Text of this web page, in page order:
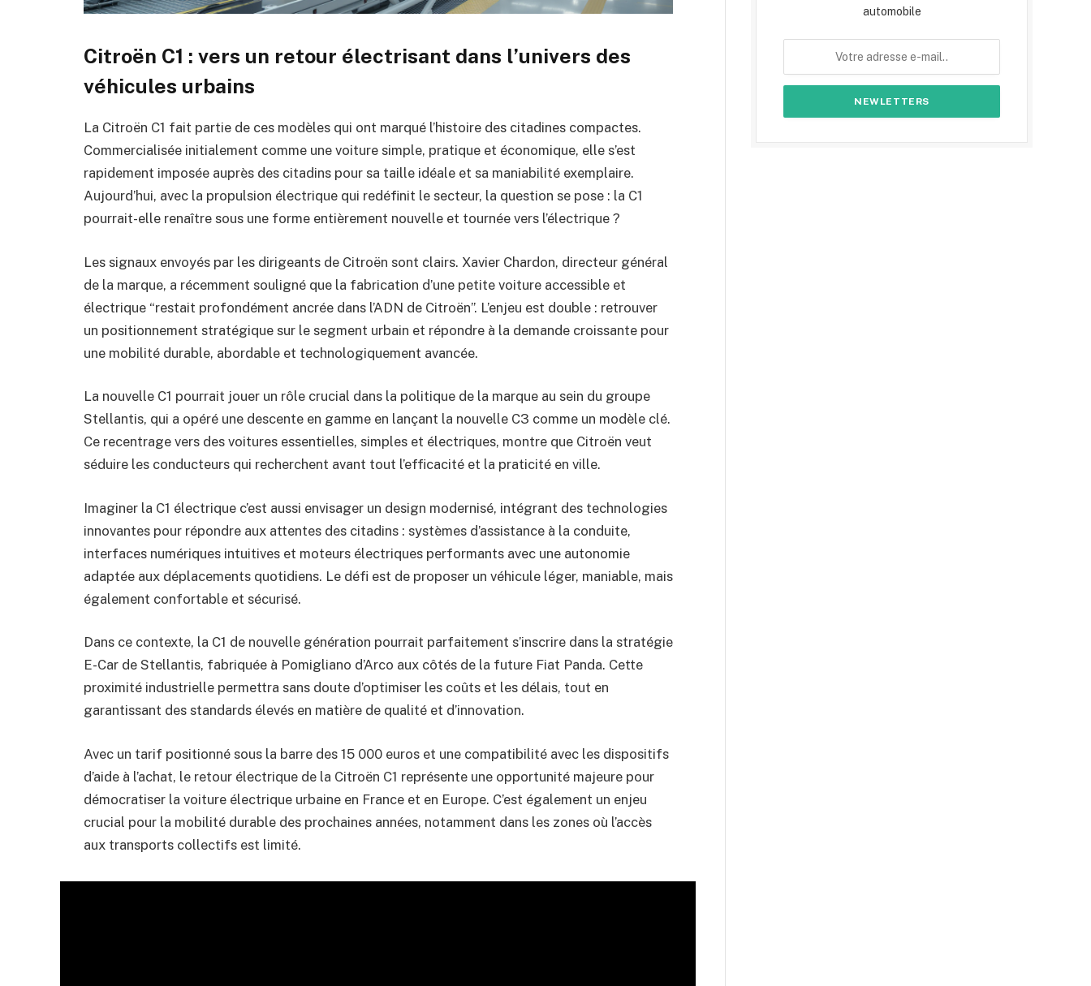
Citroën C1 : vers un retour électrisant dans l’univers des
véhicules urbains
La Citroën C1 fait partie de ces modèles qui ont marqué l’histoire des citadines compactes.
Commercialisée initialement comme une voiture simple, pratique et économique, elle s’est
rapidement imposée auprès des citadins pour sa taille idéale et sa maniabilité exemplaire.
Aujourd’hui, avec la propulsion électrique qui redéfinit le secteur, la question se pose : la C1
pourrait-elle renaître sous une forme entièrement nouvelle et tournée vers l’électrique ?
Les signaux envoyés par les dirigeants de Citroën sont clairs. Xavier Chardon, directeur général
de la marque, a récemment souligné que la fabrication d’une petite voiture accessible et
électrique “restait profondément ancrée dans l’ADN de Citroën”. L’enjeu est double : retrouver
un positionnement stratégique sur le segment urbain et répondre à la demande croissante pour
une mobilité durable, abordable et technologiquement avancée.
La nouvelle C1 pourrait jouer un rôle crucial dans la politique de la marque au sein du groupe
Stellantis, qui a opéré une descente en gamme en lançant la nouvelle C3 comme un modèle clé.
Ce recentrage vers des voitures essentielles, simples et électriques, montre que Citroën veut
séduire les conducteurs qui recherchent avant tout l’efficacité et la praticité en ville.
Imaginer la C1 électrique c’est aussi envisager un design modernisé, intégrant des technologies
innovantes pour répondre aux attentes des citadins : systèmes d’assistance à la conduite,
interfaces numériques intuitives et moteurs électriques performants avec une autonomie
adaptée aux déplacements quotidiens. Le défi est de proposer un véhicule léger, maniable, mais
également confortable et sécurisé.
Dans ce contexte, la C1 de nouvelle génération pourrait parfaitement s’inscrire dans la stratégie
E-Car de Stellantis, fabriquée à Pomigliano d’Arco aux côtés de la future Fiat Panda. Cette
proximité industrielle permettra sans doute d’optimiser les coûts et les délais, tout en
garantissant des standards élevés en matière de qualité et d’innovation.
Avec un tarif positionné sous la barre des 15 000 euros et une compatibilité avec les dispositifs
d’aide à l’achat, le retour électrique de la Citroën C1 représente une opportunité majeure pour
démocratiser la voiture électrique urbaine en France et en Europe. C’est également un enjeu
crucial pour la mobilité durable des prochaines années, notamment dans les zones où l’accès
aux transports collectifs est limité.
automobile